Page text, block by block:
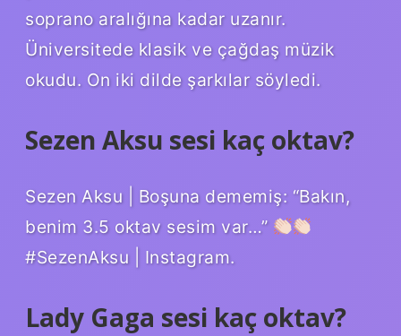
soprano aralığına kadar uzanır.
Üniversitede klasik ve çağdaş müzik
okudu. On iki dilde şarkılar söyledi.
Sezen Aksu sesi kaç oktav?
Sezen Aksu | Boşuna dememiş: “Bakın,
benim 3.5 oktav sesim var…”
#SezenAksu | Instagram.
Lady Gaga sesi kaç oktav?